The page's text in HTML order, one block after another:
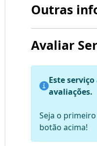
Outras
Avaliar
Este
avaliações.
Seja o
botão acima!